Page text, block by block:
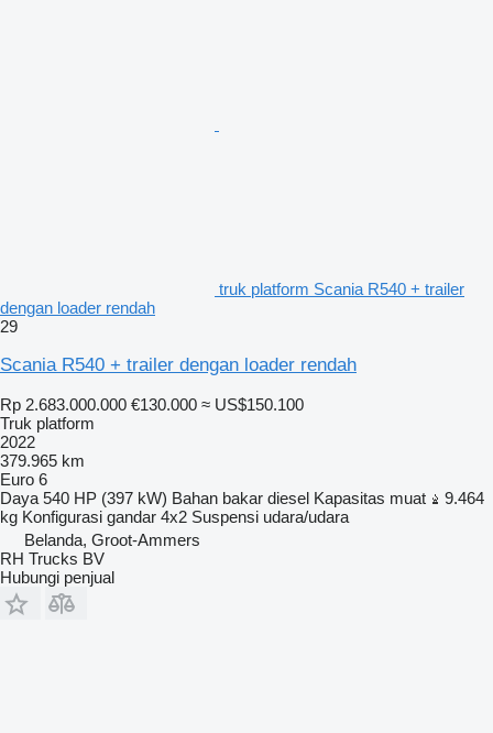
truk platform Scania R540 + trailer
dengan loader rendah
29
Scania R540 + trailer dengan loader rendah
Rp 2.683.000.000 €130.000 ≈ US$150.100
Truk platform
2022
379.965 km
Euro 6
Daya 540 HP (397 kW) Bahan bakar diesel Kapasitas muat
9.464
kg Konfigurasi gandar 4x2 Suspensi udara/udara
Belanda, Groot-Ammers
RH Trucks BV
Hubungi penjual